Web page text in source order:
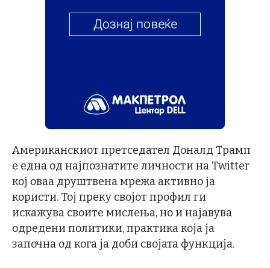
Американскиот претседател Доналд Трамп
е една од најпознатите личности на Twitter
кој оваа друштвена мрежа активно ја
користи. Тој преку својот профил ги
искажува своите мислења, но и најавува
одредени политики, практика која ја
започна од кога ја доби својата функција.